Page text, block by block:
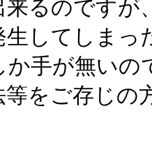
来るのですが
生してしまっ
か手が無いの
等をご存じ